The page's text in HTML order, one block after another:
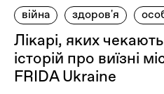
війна здоров'я
Лікарі, яких
історій про виїзні
FRIDA Ukraine